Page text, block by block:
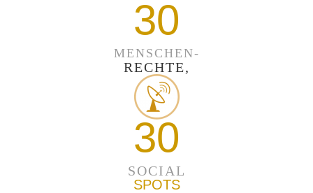
30
MENSCHEN-
RECHTE,
30
SOCIAL
SPOTS